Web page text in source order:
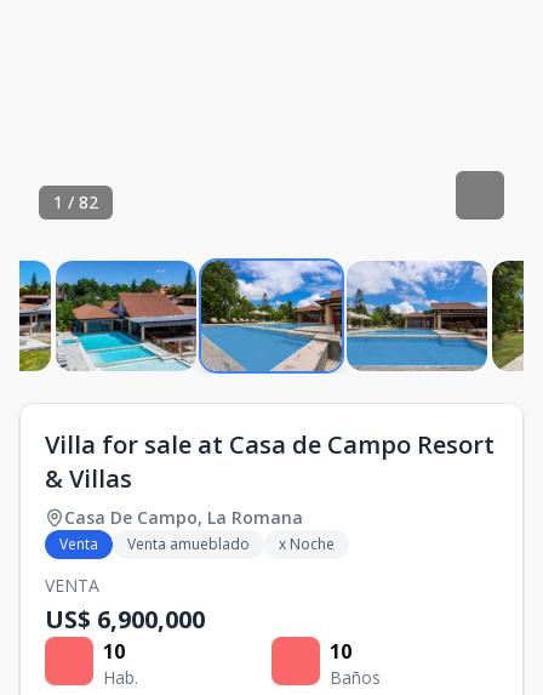
1 / 82
Villa for sale at Casa de Campo Resort
& Villas
Casa De Campo, La Romana
Venta Venta amueblado x Noche
VENTA
US$ 6,900,000
10
Hab.
10
Baños